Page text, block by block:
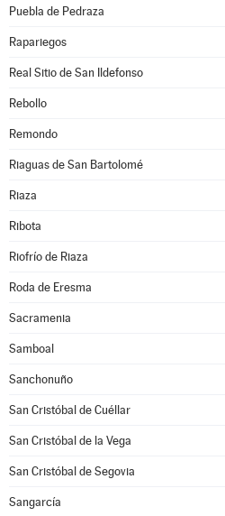
Puebla de Pedraza
Rapariegos
Real Sitio de San Ildefonso
Rebollo
Remondo
Riaguas de San Bartolomé
Riaza
Ribota
Riofrío de Riaza
Roda de Eresma
Sacramenia
Samboal
Sanchonuño
San Cristóbal de Cuéllar
San Cristóbal de la Vega
San Cristóbal de Segovia
Sangarcía